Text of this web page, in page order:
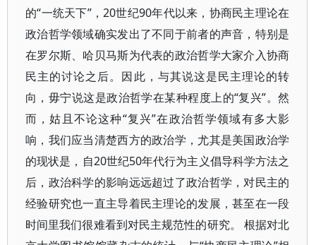
的“一统天下”，20世纪90年代以来，协商民主理论在
政治哲学领域确实发出了不同于前者的声音，特别是
在罗尔斯、哈贝马斯为代表的政治哲学大家介入协商
民主的讨论之后。因此，与其说这是民主理论的转
向，毋宁说这是政治哲学在某种程度上的“复兴”。然
而，姑且不论这种“复兴”在政治哲学领域有多大影
响，我们应当清楚西方的政治学，尤其是美国政治学
的现状是，自20世纪50年代行为主义倡导科学方法之
后，政治科学的影响远远超过了政治哲学，对民主的
经验研究也一直主导着民主理论的发展，甚至在一段
时间里我们很难看到对民主规范性的研究。 根据对北